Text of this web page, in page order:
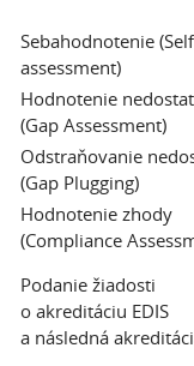
Sebahodnotenie (Self
assessment)
Hodnotenie
(Gap Assessment)
Odstraňovanie
(Gap Plugging)
Hodnotenie zhody
(Compliance
Podanie žiadosti
o akreditáciu EDIS
a následná